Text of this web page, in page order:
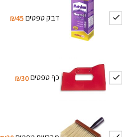
דבק טפטים₪45
כף טפטים₪30